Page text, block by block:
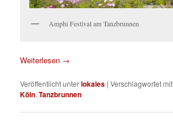
Amphi Festival am Tanzbrunnen
Weiterlesen →
Veröffentlicht unterlokales |Verschlagwortet mit
Köln,Tanzbrunnen